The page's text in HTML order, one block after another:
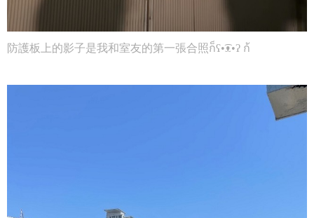
防護板上的影子是我和室友的第一張合照ก็ʕ•͡ᴥ•ʔ ก้